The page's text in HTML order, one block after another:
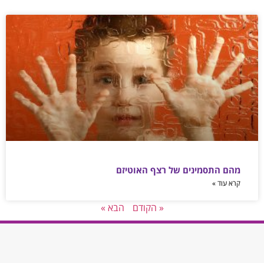
מהם התסמינים של רצף האוטיזם
קרא עוד »
« הקודם הבא »